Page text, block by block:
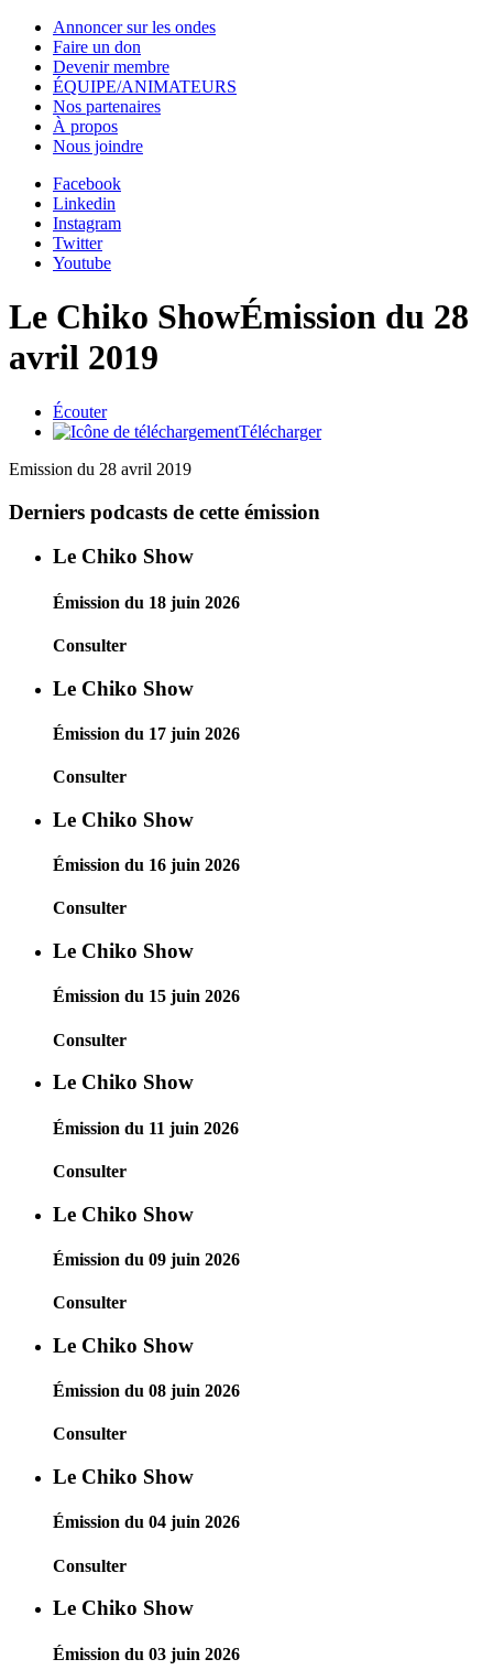
Annoncer sur les ondes
Faire un don
Devenir membre
ÉQUIPE/ANIMATEURS
Nos partenaires
À propos
Nous joindre
Facebook
Linkedin
Instagram
Twitter
Youtube
Le Chiko ShowÉmission du 28
avril 2019
Écouter
Télécharger
Emission du 28 avril 2019
Derniers podcasts de cette émission
Le Chiko Show
Émission du 18 juin 2026
Consulter
Le Chiko Show
Émission du 17 juin 2026
Consulter
Le Chiko Show
Émission du 16 juin 2026
Consulter
Le Chiko Show
Émission du 15 juin 2026
Consulter
Le Chiko Show
Émission du 11 juin 2026
Consulter
Le Chiko Show
Émission du 09 juin 2026
Consulter
Le Chiko Show
Émission du 08 juin 2026
Consulter
Le Chiko Show
Émission du 04 juin 2026
Consulter
Le Chiko Show
Émission du 03 juin 2026